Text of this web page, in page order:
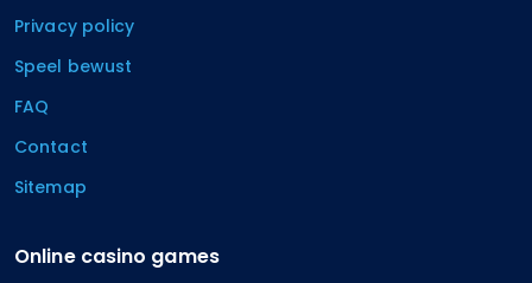
Privacy policy
Speel bewust
FAQ
Contact
Sitemap
Online casino games